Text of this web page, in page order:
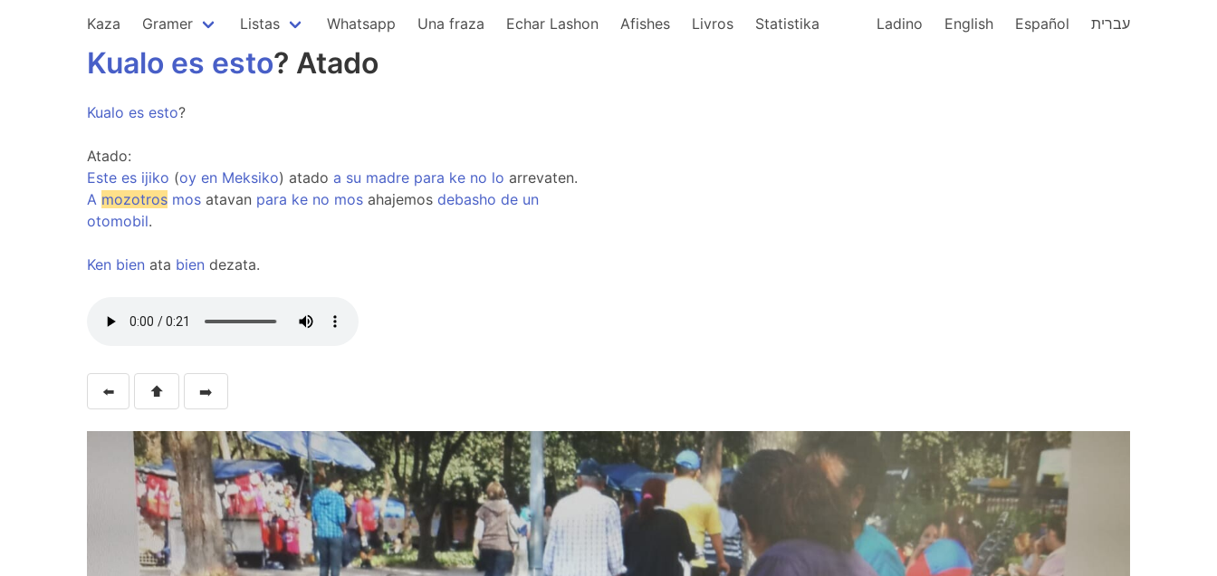
Kaza Gramer Listas Whatsapp Una fraza Echar Lashon Afishes Livros Statistika Ladino English Español עברית
Kualo es esto? Atado
Kualo es esto?
Atado:
Este es ijiko (oy en Meksiko) atado a su madre para ke no lo arrevaten.
A mozotros mos atavan para ke no mos ahajemos debasho de un
otomobil.
Ken bien ata bien dezata.
⬅️ ⬆️ ➡️